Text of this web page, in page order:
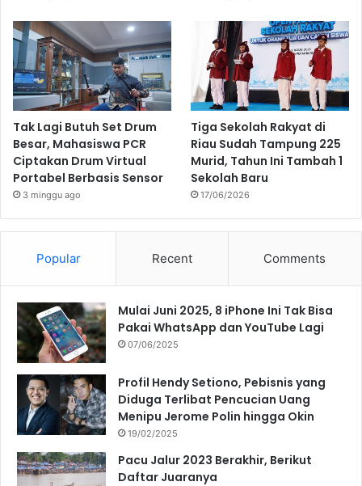
Tak Lagi Butuh Set Drum
Besar, Mahasiswa PCR
Ciptakan Drum Virtual
Portabel Berbasis Sensor
3 minggu ago
Tiga Sekolah Rakyat di
Riau Sudah Tampung 225
Murid, Tahun Ini Tambah 1
Sekolah Baru
17/06/2026
Popular Recent Comments
Mulai Juni 2025, 8 iPhone Ini Tak Bisa
Pakai WhatsApp dan YouTube Lagi
07/06/2025
Profil Hendy Setiono, Pebisnis yang
Diduga Terlibat Pencucian Uang
Menipu Jerome Polin hingga Okin
19/02/2025
Pacu Jalur 2023 Berakhir, Berikut
Daftar Juaranya